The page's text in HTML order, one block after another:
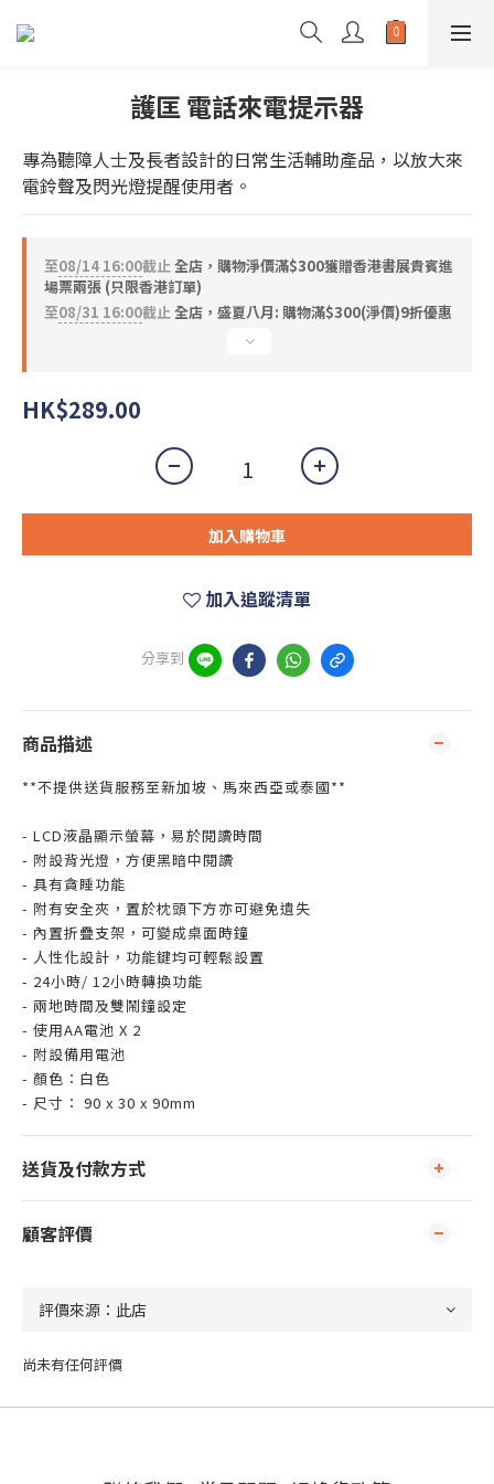
護匡 電話來電提示器
專為聽障人士及長者設計的日常生活輔助產品，以放大來
電鈴聲及閃光燈提醒使用者。
至08/14 16:00截止全店，購物淨價滿$300獲贈香港書展貴賓進
場票兩張 (只限香港訂單)
至08/31 16:00截止全店，盛夏八月: 購物滿$300(淨價)9折優惠
HK$289.00
加入購物車
加入追蹤清單
分享到
商品描述
**不提供送貨服務至新加坡、馬來西亞或泰國**
- LCD液晶顯示螢幕，易於閱讀時間
- 附設背光燈，方便黑暗中閱讀
- 具有貪睡功能
- 附有安全夾，置於枕頭下方亦可避免遺失
- 內置折疊支架，可變成桌面時鐘
- 人性化設計，功能鍵均可輕鬆設置
- 24小時/ 12小時轉換功能
- 兩地時間及雙鬧鐘設定
- 使用AA電池 X 2
- 附設備用電池
- 顏色：白色
- 尺寸： 90 x 30 x 90mm
送貨及付款方式
顧客評價
尚未有任何評價